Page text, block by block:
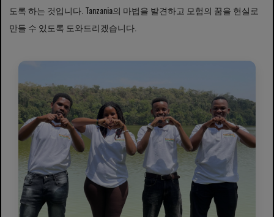
도록 하는 것입니다. Tanzania의 마법을 발견하고 모험의 꿈을 현실로
만들 수 있도록 도와드리겠습니다.